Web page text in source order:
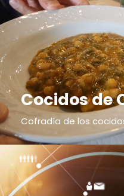
Cocidos de
Cofradía de los